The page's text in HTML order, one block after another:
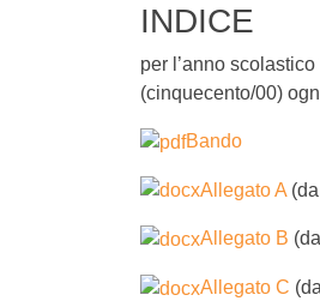
INDICE
per l’anno
(cinquecento/00)
Bando
Allegato A
Allegato B
Allegato C